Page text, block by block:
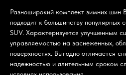
Разноширокий комплект зимних шин
подходит к большинству популярных
SUV. Характеризуется улучшенным
управляемостью на заснеженных,
поверхностях. Выгодно отличается
надежностью и длительным сроком